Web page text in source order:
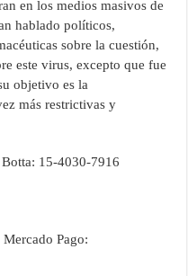
en los medios masivos de
hablado políticos,
sobre la cuestión,
este virus, excepto que fue
objetivo es la
más restrictivas y
15-4030-7916
Mercado Pago: